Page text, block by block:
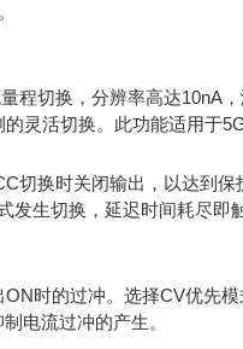
程切换，分辨率高达10nA
灵活切换。此功能适用于
切换时关闭输出，以达到
生切换，延迟时间耗尽即
时的过冲。选择CV优先
电流过冲的产生。